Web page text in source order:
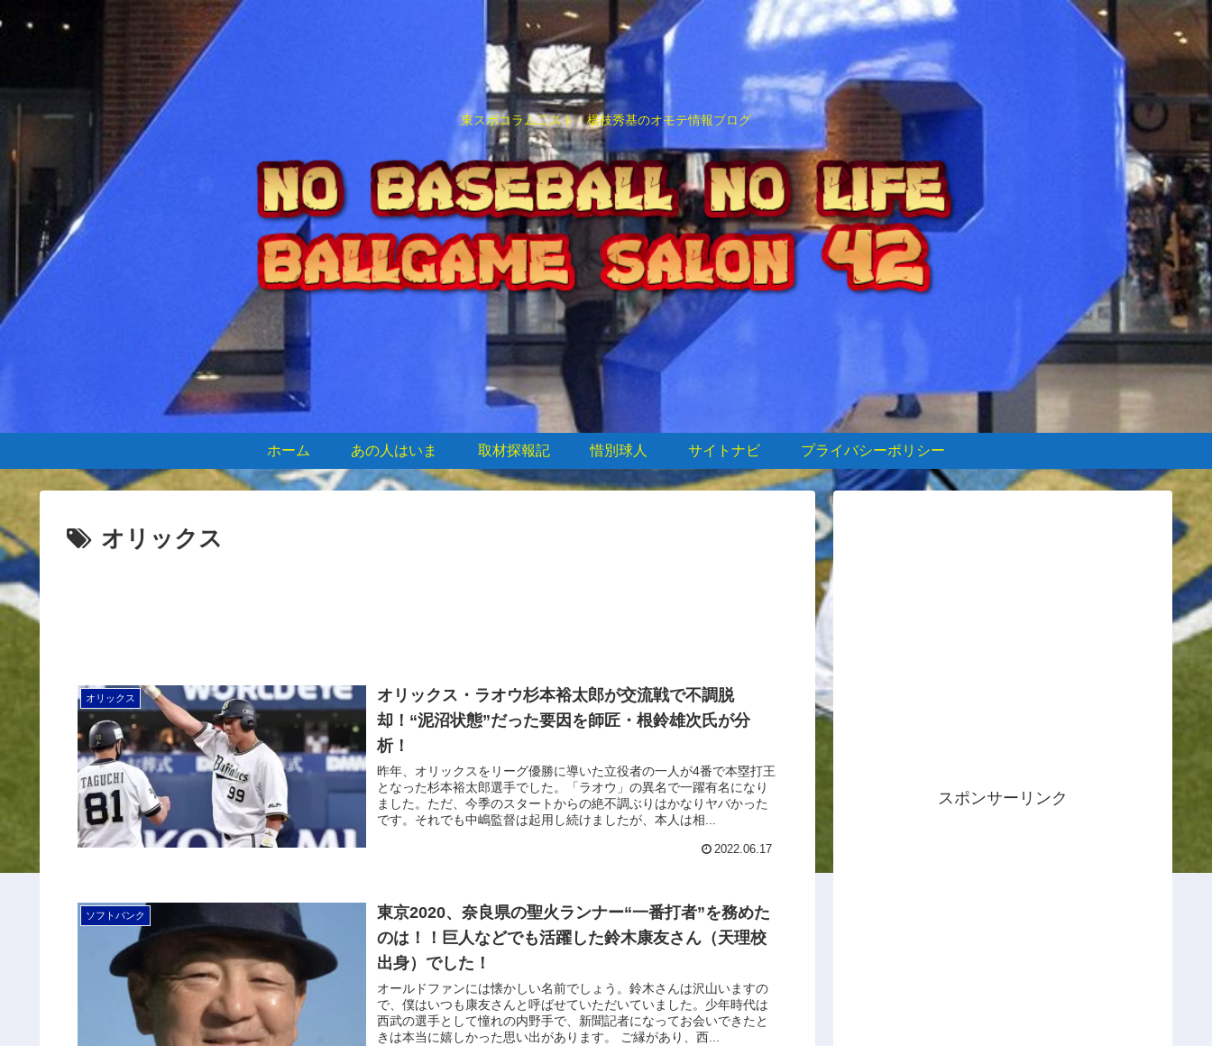
東スポコラム二スト・楊枝秀基のオモテ情報ブログ
ホーム あの人はいま 取材探報記 惜別球人 サイトナビ プライバシーポリシー
オリックス
オリックス
オリックス・ラオウ杉本裕太郎が交流戦で不調脱
却！“泥沼状態”だった要因を師匠・根鈴雄次氏が分
析！
昨年、オリックスをリーグ優勝に導いた立役者の一人が4番で本塁打王
となった杉本裕太郎選手でした。「ラオウ」の異名で一躍有名になり
ました。ただ、今季のスタートからの絶不調ぶりはかなりヤバかった
です。それでも中嶋監督は起用し続けましたが、本人は相...
2022.06.17
ソフトバンク
東京2020、奈良県の聖火ランナー“一番打者”を務めた
のは！！巨人などでも活躍した鈴木康友さん（天理校
出身）でした！
オールドファンには懐かしい名前でしょう。鈴木さんは沢山いますの
で、僕はいつも康友さんと呼ばせていただいていました。少年時代は
西武の選手として憧れの内野手で、新聞記者になってお会いできたと
きは本当に嬉しかった思い出があります。 ご縁があり、西...
スポンサーリンク